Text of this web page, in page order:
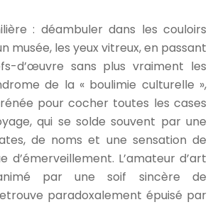
: déambuler dans les couloirs
musée, les yeux vitreux, en passant
d’œuvre sans plus vraiment les
de la « boulimie culturelle »,
pour cocher toutes les cases
qui se solde souvent par une
de noms et une sensation de
d’émerveillement. L’amateur d’art
par une soif sincère de
paradoxalement épuisé par